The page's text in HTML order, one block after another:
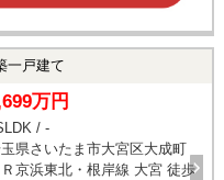
一戸建て
万円
/ -
県さいたま市大宮区大成町
Ｒ京浜東北・根岸線 大宮 徒歩